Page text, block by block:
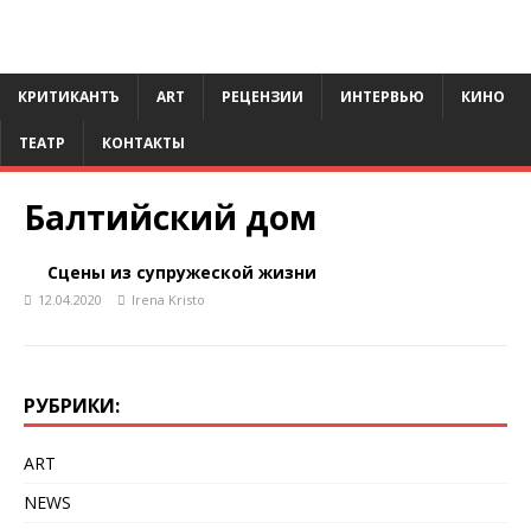
КРИТИКАНТЪ ART РЕЦЕНЗИИ ИНТЕРВЬЮ КИНО
ТЕАТР КОНТАКТЫ
Балтийский дом
Сцены из супружеской жизни
12.04.2020 Irena Kristo
РУБРИКИ:
ART
NEWS